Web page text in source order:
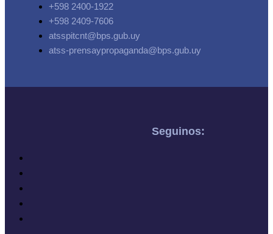
+598 2400-1922
+598 2409-7606
atsspitcnt@bps.gub.uy
atss-prensaypropaganda@bps.gub.uy
Seguinos: